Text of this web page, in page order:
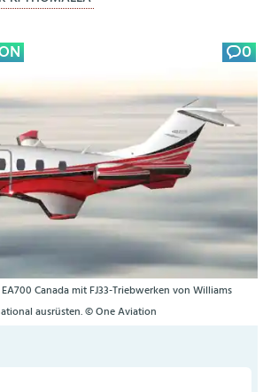
0
Canada mit FJ33-Triebwerken von Williams
ausrüsten. © One Aviation